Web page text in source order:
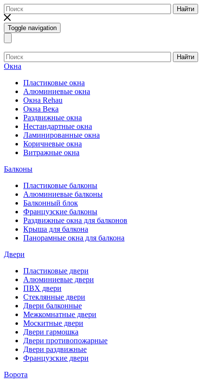
Найти
Toggle navigation
Найти
Окна
Пластиковые окна
Алюминиевые окна
Окна Rehau
Окна Века
Раздвижные окна
Нестандартные окна
Ламинированные окна
Коричневые окна
Витражные окна
Балконы
Пластиковые балконы
Алюминиевые балконы
Балконный блок
Французские балконы
Раздвижные окна для балконов
Крыша для балкона
Панорамные окна для балкона
Двери
Пластиковые двери
Алюминиевые двери
ПВХ двери
Стеклянные двери
Двери балконные
Межкомнатные двери
Москитные двери
Двери гармошка
Двери противопожарные
Двери раздвижные
Французские двери
Ворота